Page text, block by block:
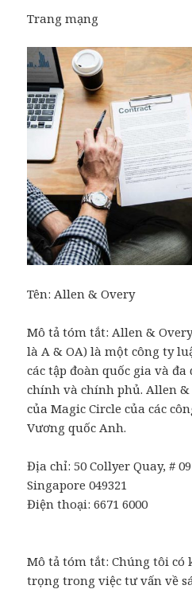
Trang mạng
Tên:Allen & Overy
Mô tả tóm tắt: Allen &
là A & OA) là một công ty
các tập đoàn quốc gia và
chính và chính phủ. Allen
của Magic Circle của các
Vương quốc Anh.
Địa chỉ:50 Collyer Quay, #
Singapore049321
Điện thoại: 6671 6000
Mô tả tóm tắt: Chúng tôi
trọng trong việc tư vấn về